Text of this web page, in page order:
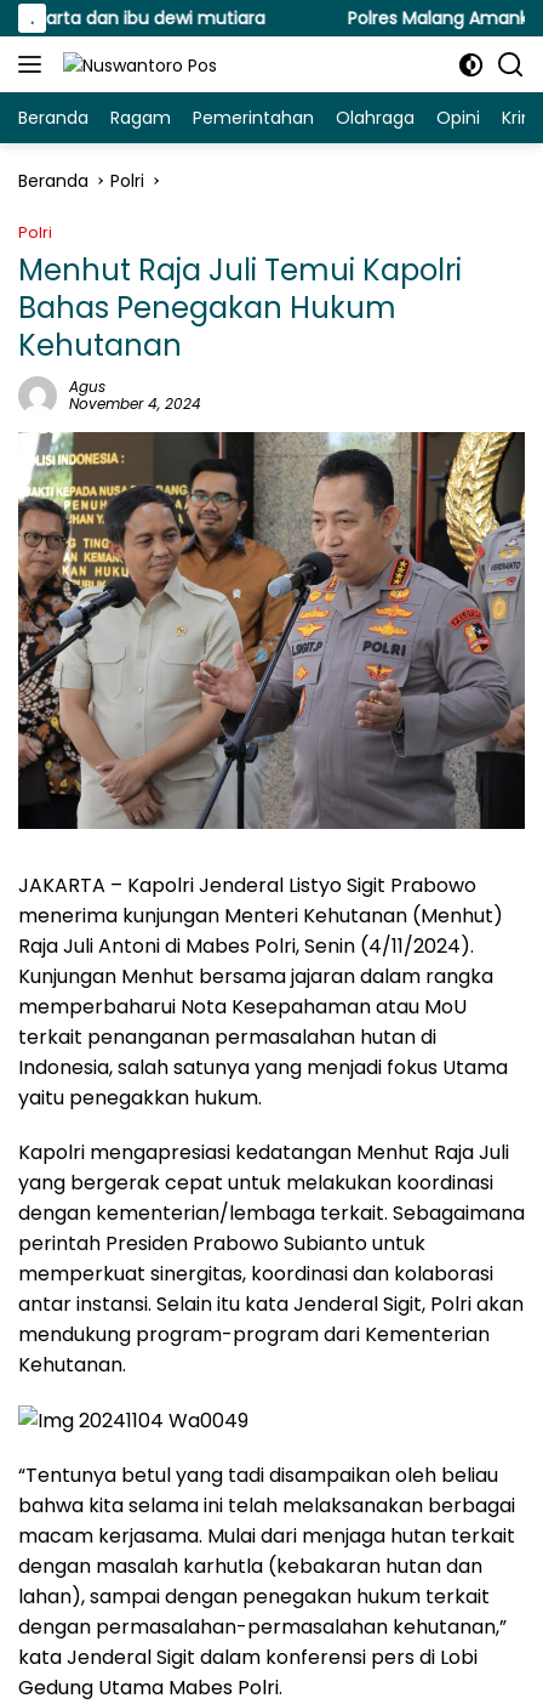
Langsung
ke
konten
. dan ibu dewi mutiara Polres Malang Amankan
Beranda Ragam Pemerintahan Olahraga Opini
Beranda Polri
Polri
Menhut Raja Juli Temui Kapolri
Bahas Penegakan Hukum
Kehutanan
Agus
November 4, 2024
JAKARTA – Kapolri Jenderal Listyo Sigit Prabowo
menerima kunjungan Menteri Kehutanan (Menhut)
Raja Juli Antoni di Mabes Polri, Senin (4/11/2024).
Kunjungan Menhut bersama jajaran dalam rangka
memperbaharui Nota Kesepahaman atau MoU
terkait penanganan permasalahan hutan di
Indonesia, salah satunya yang menjadi fokus Utama
yaitu penegakkan hukum.
Kapolri mengapresiasi kedatangan Menhut Raja Juli
yang bergerak cepat untuk melakukan koordinasi
dengan kementerian/lembaga terkait. Sebagaimana
perintah Presiden Prabowo Subianto untuk
memperkuat sinergitas, koordinasi dan kolaborasi
antar instansi. Selain itu kata Jenderal Sigit, Polri akan
mendukung program-program dari Kementerian
Kehutanan.
“Tentunya betul yang tadi disampaikan oleh beliau
bahwa kita selama ini telah melaksanakan berbagai
macam kerjasama. Mulai dari menjaga hutan terkait
dengan masalah karhutla (kebakaran hutan dan
lahan), sampai dengan penegakan hukum terkait
dengan permasalahan-permasalahan kehutanan,”
kata Jenderal Sigit dalam konferensi pers di Lobi
Gedung Utama Mabes Polri.